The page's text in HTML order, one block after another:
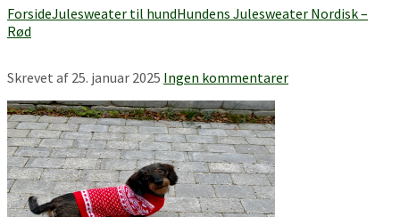
ForsideJulesweater til hundHundens Julesweater Nordisk –
Rød
Skrevet af 25. januar 2025 Ingen kommentarer